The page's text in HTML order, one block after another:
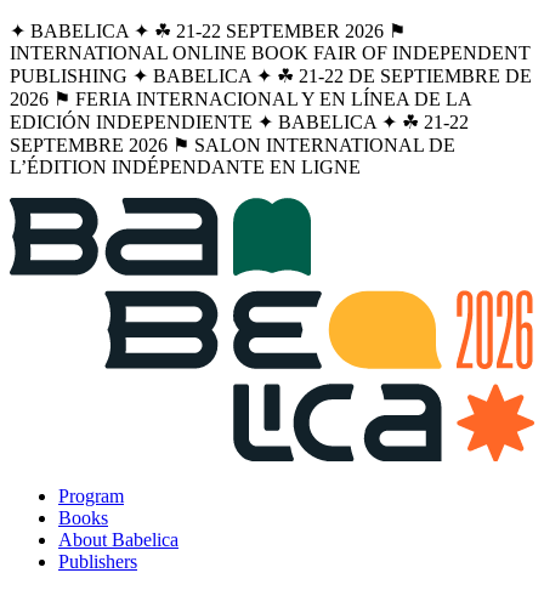
✦ BABELICA ✦ ☘︎ 21-22 SEPTEMBER 2026 ⚑
INTERNATIONAL ONLINE BOOK FAIR OF INDEPENDENT
PUBLISHING ✦ BABELICA ✦ ☘︎ 21-22 DE SEPTIEMBRE DE
2026 ⚑ FERIA INTERNACIONAL Y EN LÍNEA DE LA
EDICIÓN INDEPENDIENTE ✦ BABELICA ✦ ☘︎ 21-22
SEPTEMBRE 2026 ⚑ SALON INTERNATIONAL DE
L’ÉDITION INDÉPENDANTE EN LIGNE
Program
Books
About Babelica
Publishers